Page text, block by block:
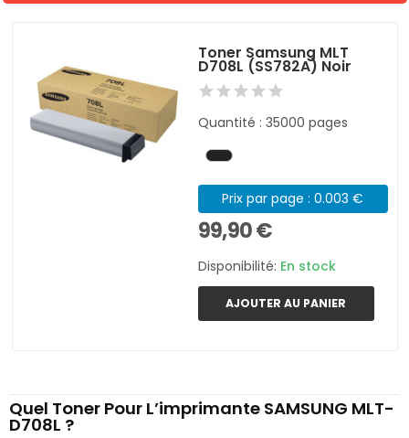
Toner Samsung MLT
D708L (SS782A) Noir
Quantité : 35000 pages
Prix par page : 0.003 €
99,90 €
Disponibilité: En stock
AJOUTER AU PANIER
Quel Toner Pour L’imprimante SAMSUNG MLT-
D708L ?